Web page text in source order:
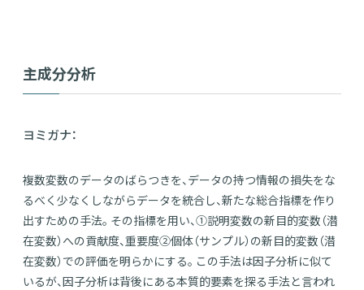
主成分分析
ヨミガナ：
複数変数のデータのばらつきを、データの持つ情報の損失をな
るべく少なくしながらデータを統合し、新たな総合指標を作り
出すための手法。 その指標を用い、①説明変数の新目的変数（潜
在変数）への貢献度、重要度②個体（サンプル）の新目的変数（潜
在変数）での評価を明らかにする。 この手法は因子分析に似て
いるが、因子分析は背後にある本質的要素を探る手法と言われ